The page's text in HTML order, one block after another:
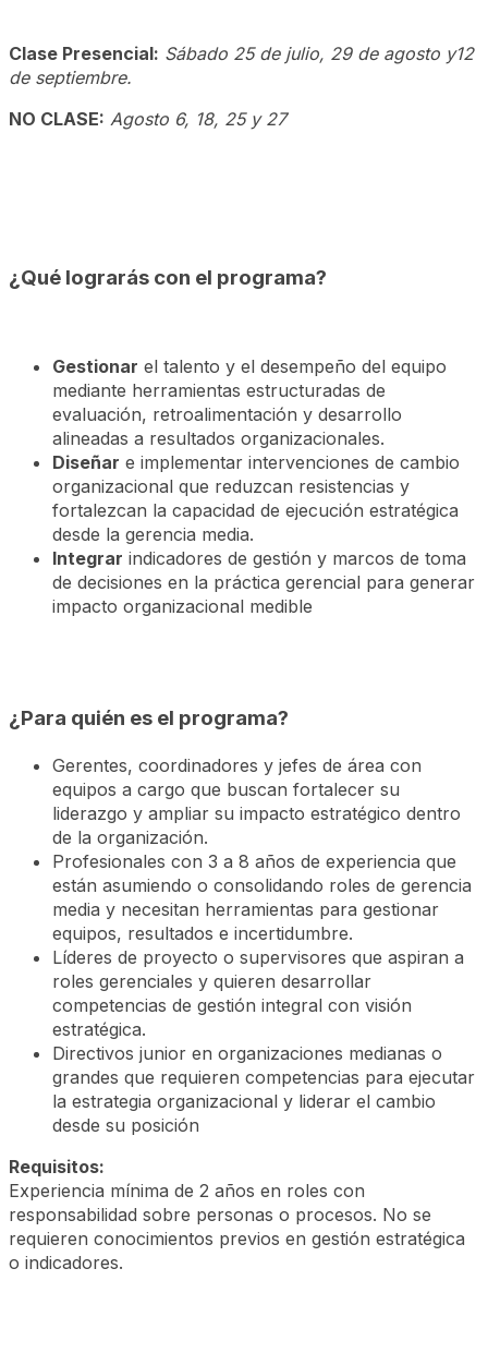
Clase Presencial: Sábado 25 de julio, 29 de agosto y12
de septiembre.
NO CLASE: Agosto 6, 18, 25 y 27
¿Qué lograrás con el programa?
Gestionar el talento y el desempeño del equipo
mediante herramientas estructuradas de
evaluación, retroalimentación y desarrollo
alineadas a resultados organizacionales.
Diseñar e implementar intervenciones de cambio
organizacional que reduzcan resistencias y
fortalezcan la capacidad de ejecución estratégica
desde la gerencia media.
Integrar indicadores de gestión y marcos de toma
de decisiones en la práctica gerencial para generar
impacto organizacional medible
¿Para quién es el programa?
Gerentes, coordinadores y jefes de área con
equipos a cargo que buscan fortalecer su
liderazgo y ampliar su impacto estratégico dentro
de la organización.
Profesionales con 3 a 8 años de experiencia que
están asumiendo o consolidando roles de gerencia
media y necesitan herramientas para gestionar
equipos, resultados e incertidumbre.
Líderes de proyecto o supervisores que aspiran a
roles gerenciales y quieren desarrollar
competencias de gestión integral con visión
estratégica.
Directivos junior en organizaciones medianas o
grandes que requieren competencias para ejecutar
la estrategia organizacional y liderar el cambio
desde su posición
Requisitos:
Experiencia mínima de 2 años en roles con
responsabilidad sobre personas o procesos. No se
requieren conocimientos previos en gestión estratégica
o indicadores.